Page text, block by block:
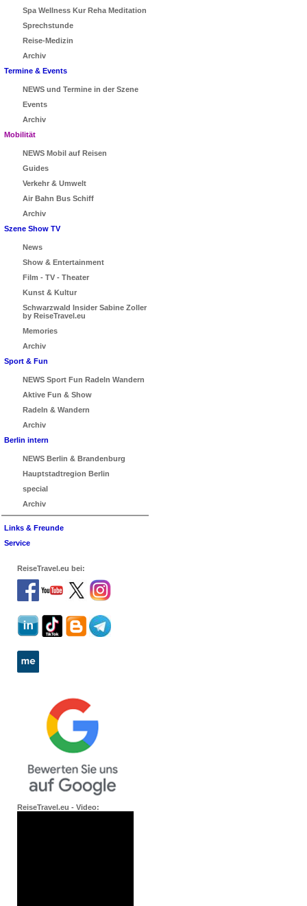
Spa Wellness Kur Reha Meditation
Sprechstunde
Reise-Medizin
Archiv
Termine & Events
NEWS und Termine in der Szene
Events
Archiv
Mobilität
NEWS Mobil auf Reisen
Guides
Verkehr & Umwelt
Air Bahn Bus Schiff
Archiv
Szene Show TV
News
Show & Entertainment
Film - TV - Theater
Kunst & Kultur
Schwarzwald Insider Sabine Zoller
by ReiseTravel.eu
Memories
Archiv
Sport & Fun
NEWS Sport Fun Radeln Wandern
Aktive Fun & Show
Radeln & Wandern
Archiv
Berlin intern
NEWS Berlin & Brandenburg
Hauptstadtregion Berlin
special
Archiv
Links & Freunde
Service
ReiseTravel.eu bei:
ReiseTravel.eu - Video: